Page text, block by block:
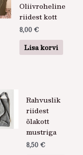
Oliivroheline
riidest kott
8,00 €
Lisa korvi
Rahvuslik
riidest
õlakott
mustriga
8,50 €